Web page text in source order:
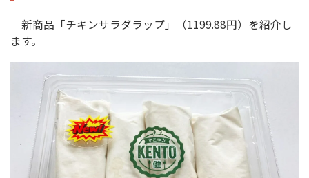
新商品「チキンサラダラップ」（1199.88円）を紹介し
ます。